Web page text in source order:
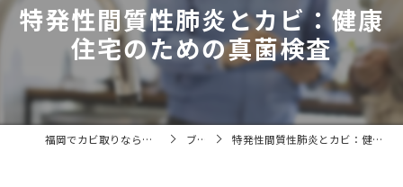
特発性間質性肺炎とカビ：健康
住宅のための真菌検査
福岡でカビ取りならカビバスターズ福岡 ブログ 特発性間質性肺炎とカビ：健康住宅のための真菌検査